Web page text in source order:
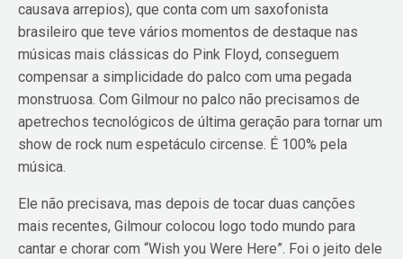
causava arrepios), que conta com um saxofonista
brasileiro que teve vários momentos de destaque nas
músicas mais clássicas do Pink Floyd, conseguem
compensar a simplicidade do palco com uma pegada
monstruosa. Com Gilmour no palco não precisamos de
apetrechos tecnológicos de última geração para tornar um
show de rock num espetáculo circense. É 100% pela
música.
Ele não precisava, mas depois de tocar duas canções
mais recentes, Gilmour colocou logo todo mundo para
cantar e chorar com “Wish you Were Here”. Foi o jeito dele